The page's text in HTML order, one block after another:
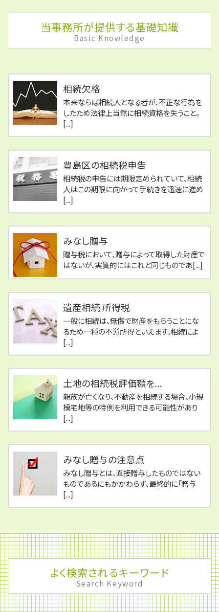
当事務所が提供する基礎知識
Basic Knowledge
相続欠格
本来ならば相続人となる者が、不正な行為を
したため法律上当然に相続資格を失うこと。
[...]
豊島区の相続税申告
相続税の申告には期限定められていて、相続
人はこの期限に向かって手続きを迅速に進め
[...]
みなし贈与
贈与税において、贈与によって取得した財産で
はないが、実質的にはこれと同じものであ[...]
遺産相続 所得税
一般に相続は、無償で財産をもらうことにな
るため一種の不労所得といえます。相続によ
[...]
土地の相続税評価額を...
親族が亡くなり、不動産を相続する場合、小規
模宅地等の特例を利用できる可能性があり
[...]
みなし贈与の注意点
みなし贈与とは、直接贈与したものではない
ものであるにもかかわらず、最終的に「贈与
[...]
よく検索されるキーワード
Search Keyword